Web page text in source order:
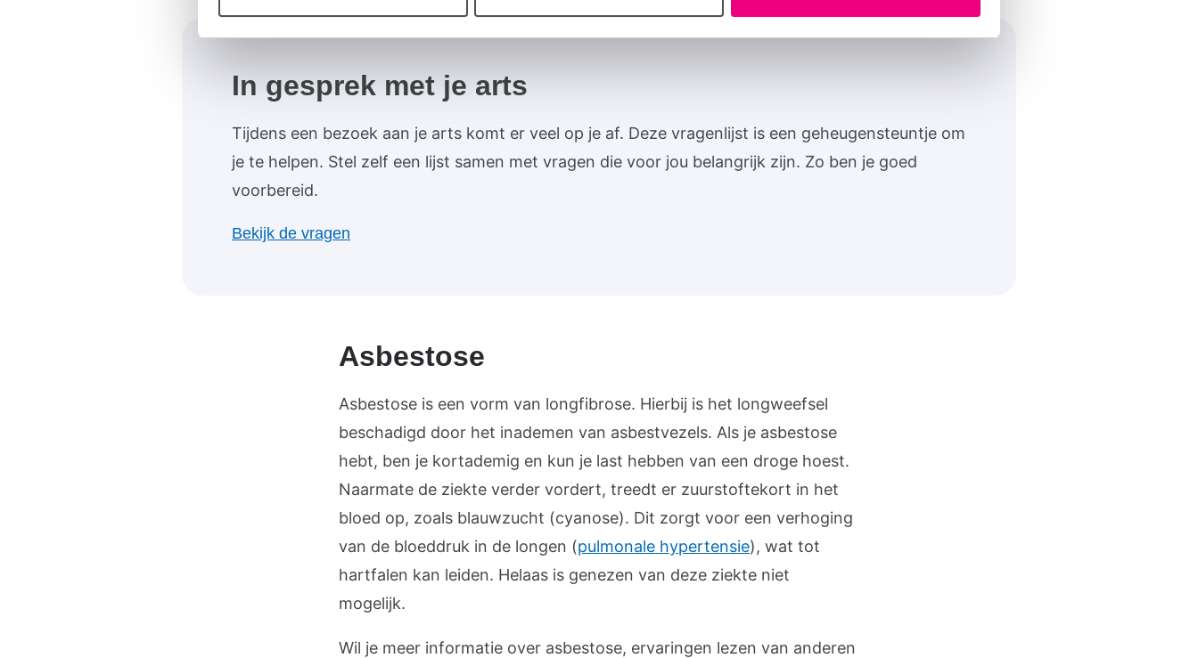
In gesprek met je arts
Tijdens een bezoek aan je arts komt er veel op je af. Deze vragenlijst is een geheugensteuntje om
je te helpen. Stel zelf een lijst samen met vragen die voor jou belangrijk zijn. Zo ben je goed
voorbereid.
Bekijk de vragen
Asbestose
Asbestose is een vorm van longfibrose. Hierbij is het longweefsel
beschadigd door het inademen van asbestvezels. Als je asbestose
hebt, ben je kortademig en kun je last hebben van een droge hoest.
Naarmate de ziekte verder vordert, treedt er zuurstoftekort in het
bloed op, zoals blauwzucht (cyanose). Dit zorgt voor een verhoging
van de bloeddruk in de longen (pulmonale hypertensie), wat tot
hartfalen kan leiden. Helaas is genezen van deze ziekte niet
mogelijk.
Wil je meer informatie over asbestose, ervaringen lezen van anderen